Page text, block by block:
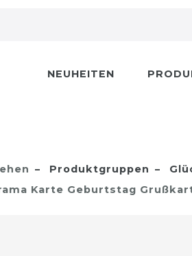
NEUHEITEN
Produktgruppen
Karte Geburtstag